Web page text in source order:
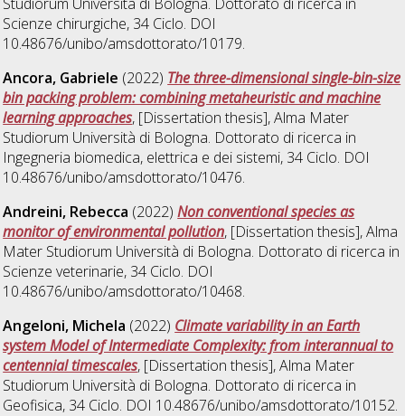
Scienze chirurgiche, 34 Ciclo. DOI
10.48676/unibo/amsdottorato/10179.
Ancora, Gabriele (2022) The three-dimensional single-bin-size
bin packing problem: combining metaheuristic and machine
learning approaches, [Dissertation thesis], Alma Mater
Studiorum Università di Bologna. Dottorato di ricerca in
Ingegneria biomedica, elettrica e dei sistemi, 34 Ciclo. DOI
10.48676/unibo/amsdottorato/10476.
Andreini, Rebecca (2022)Non conventional species as
monitor of environmental pollution, [Dissertation thesis], Alma
Mater Studiorum Università di Bologna. Dottorato di ricerca in
Scienze veterinarie, 34 Ciclo. DOI
10.48676/unibo/amsdottorato/10468.
Angeloni, Michela (2022) Climate variability in an Earth
system Model of Intermediate Complexity: from interannual to
centennial timescales, [Dissertation thesis], Alma Mater
Studiorum Università di Bologna. Dottorato di ricerca in
Geofisica, 34 Ciclo. DOI 10.48676/unibo/amsdottorato/10152.